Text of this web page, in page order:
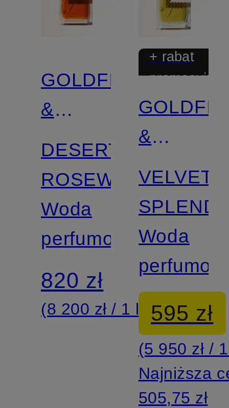
GOLDFIELD
&
BANKS
DESERT
ROSEWOOD
Woda
perfumowana
820 zł
(8 200 zł / 1 l)
+ rabat
promocyjny
&
BANKS
VELVET
Woda
595 zł
(5 950 zł /
Najniższa
505,75 zł